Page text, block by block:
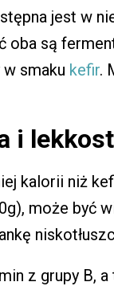
jest w
oba są
smaku kefir.
i
kalorii niż
może być
z grupy B,